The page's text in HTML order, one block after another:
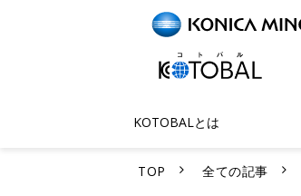
KOTOBALとは
TOP 全ての記事